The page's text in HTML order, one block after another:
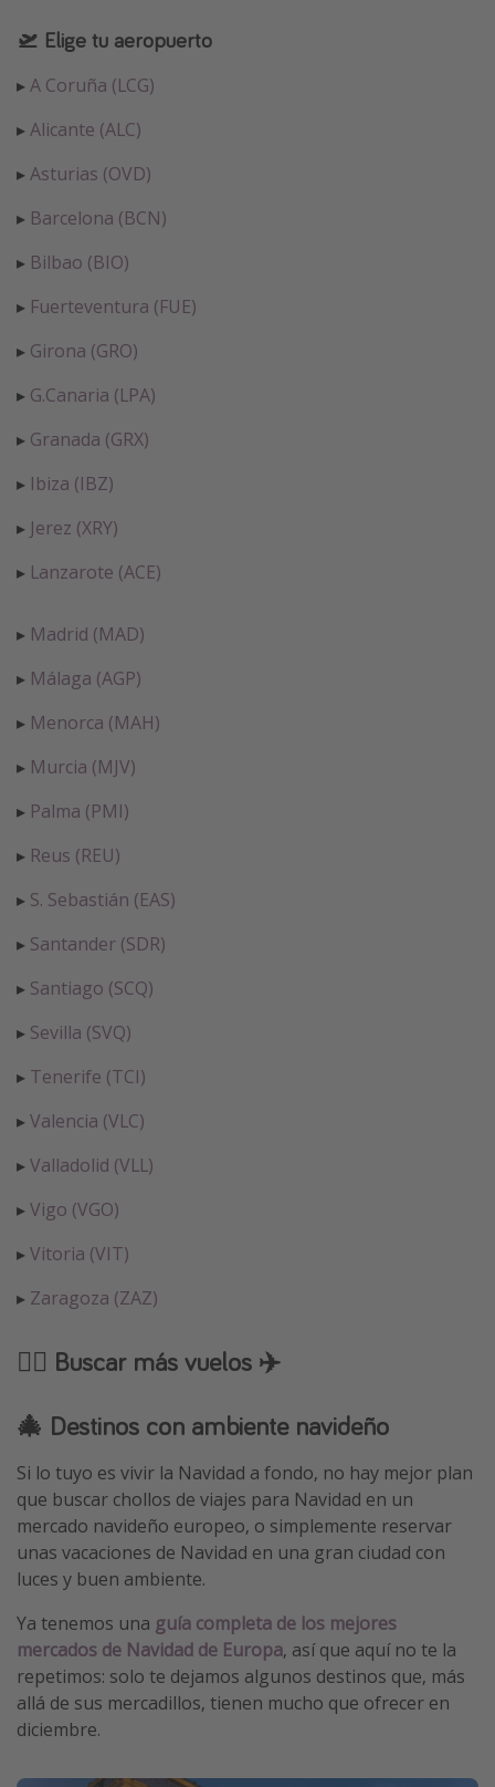
🛫 Elige tu aeropuerto
▸A Coruña (LCG)
▸Alicante (ALC)
▸Asturias (OVD)
▸ Barcelona (BCN)
▸ Bilbao (BIO)
▸ Fuerteventura (FUE)
▸ Girona (GRO)
▸ G.Canaria (LPA)
▸ Granada (GRX)
▸ Ibiza (IBZ)
▸ Jerez (XRY)
▸ Lanzarote (ACE)
▸ Madrid (MAD)
▸ Málaga (AGP)
▸ Menorca (MAH)
▸ Murcia (MJV)
▸ Palma (PMI)
▸ Reus (REU)
▸ S. Sebastián (EAS)
▸ Santander (SDR)
▸ Santiago (SCQ)
▸ Sevilla (SVQ)
▸ Tenerife (TCI)
▸Valencia (VLC)
▸Valladolid (VLL)
▸Vigo (VGO)
▸Vitoria (VIT)
▸ Zaragoza (ZAZ)
🕵️‍♂️ Buscar más vuelos ✈️
🎄 Destinos con ambiente navideño
Si lo tuyo es vivir la Navidad a fondo, no hay mejor plan
que buscar chollos de viajes para Navidad en un
mercado navideño europeo, o simplemente reservar
unas vacaciones de Navidad en una gran ciudad con
luces y buen ambiente.
Ya tenemos una guía completa de los mejores
mercados de Navidad de Europa, así que aquí no te la
repetimos: solo te dejamos algunos destinos que, más
allá de sus mercadillos, tienen mucho que ofrecer en
diciembre.